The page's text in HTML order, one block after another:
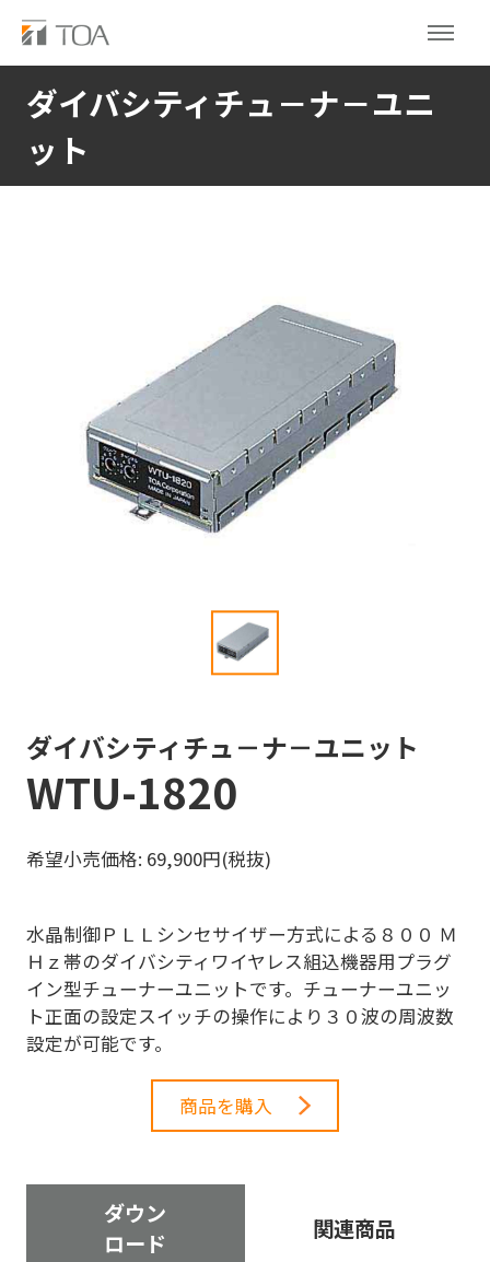
ダイバシティチュ－ナ－ユニ
ット
ダイバシティチュ－ナ－ユニット
WTU-1820
希望小売価格: 69,900円(税抜)
水晶制御ＰＬＬシンセサイザー方式による８００ Ｍ
Ｈｚ帯のダイバシティワイヤレス組込機器用プラグ
イン型チューナーユニットです。チューナーユニッ
ト正面の設定スイッチの操作により３０波の周波数
設定が可能です。
商品を購入
ダウン
ロード
関連商品